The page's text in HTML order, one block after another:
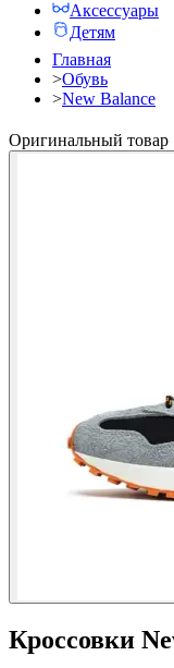
Аксессуары
Детям
Главная
>Обувь
>New Balance
Оригинальный товар
Кроссовки